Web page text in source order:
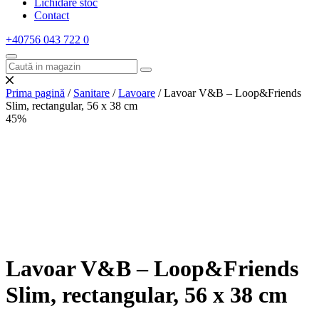
Lichidare stoc
Contact
+40756 043 722 0
Prima pagină / Sanitare /Lavoare / Lavoar V&B – Loop&Friends
Slim, rectangular, 56 x 38 cm
45%
Lavoar V&B – Loop&Friends
Slim, rectangular, 56 x 38 cm